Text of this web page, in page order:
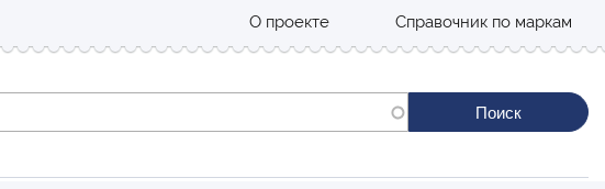
О проекте Справочник по маркам